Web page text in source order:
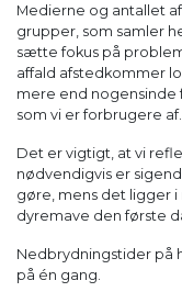
Medierne og antallet
grupper, som samler
sætte fokus på
affald afstedkommer
mere end nogensinde
som vi er forbrugere af.
Det er vigtigt, at vi
nødvendigvis er
gøre, mens det ligger i
dyremave den første
Nedbrydningstider på
på én gang.